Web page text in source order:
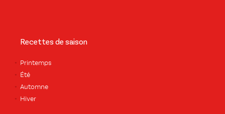
Recettes de saison
Printemps
Été
Automne
Hiver